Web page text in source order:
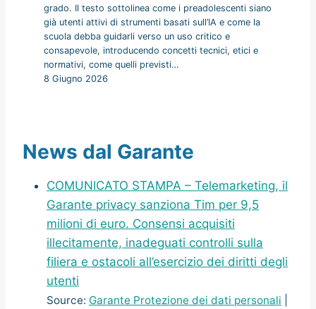
grado. Il testo sottolinea come i preadolescenti siano
già utenti attivi di strumenti basati sull’IA e come la
scuola debba guidarli verso un uso critico e
consapevole, introducendo concetti tecnici, etici e
normativi, come quelli previsti…
8 Giugno 2026
News dal Garante
COMUNICATO STAMPA – Telemarketing, il
Garante privacy sanziona Tim per 9,5
milioni di euro. Consensi acquisiti
illecitamente, inadeguati controlli sulla
filiera e ostacoli all’esercizio dei diritti degli
utenti
Source: Garante Protezione dei dati personali